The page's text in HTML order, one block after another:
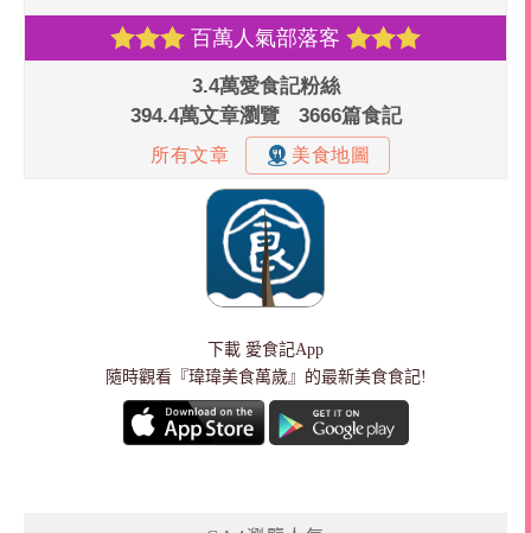
下載 愛食記App
隨時觀看『瑋瑋美食萬歲』的最新美食食記!